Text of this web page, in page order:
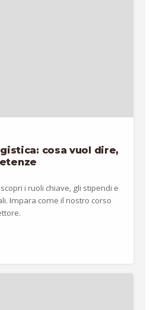
cosa vuol dire,
i ruoli chiave, gli stipendi e
Impara come il nostro corso